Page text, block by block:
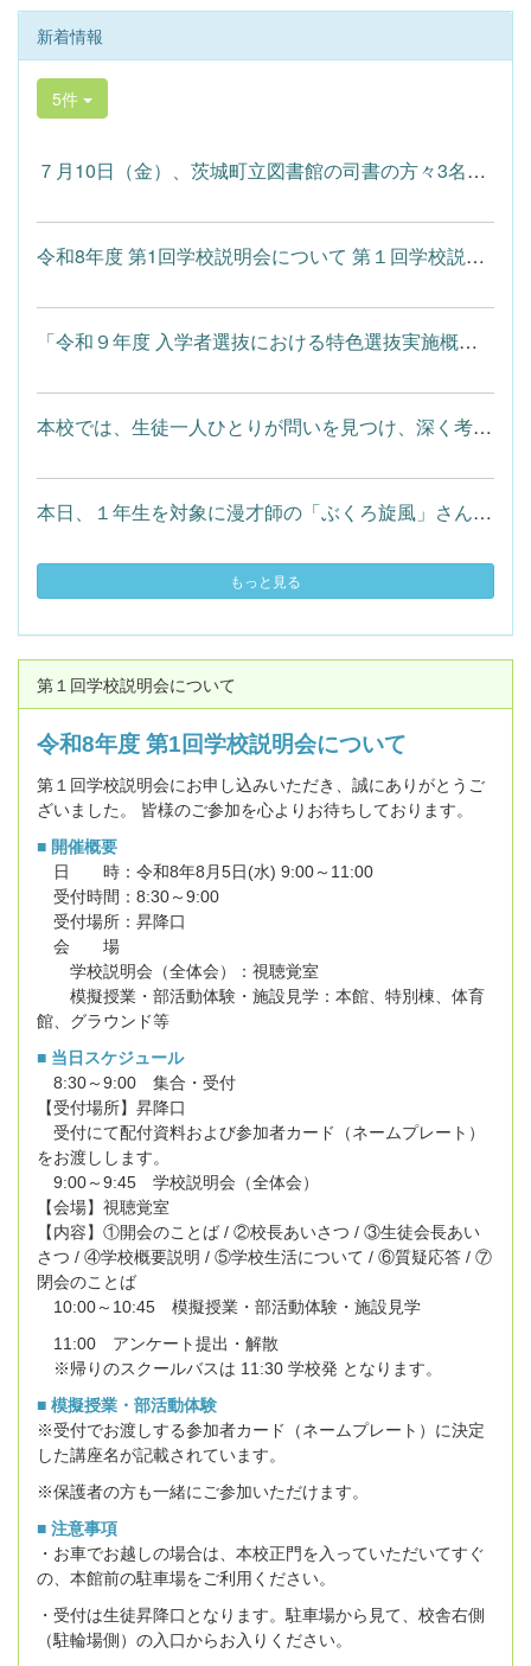
新着情報
5件
７月10日（金）、茨城町立図書館の司書の方々3名をお迎えし、絵本...
令和8年度 第1回学校説明会について 第１回学校説明会にお申し込...
「令和９年度 入学者選抜における特色選抜実施概要（予定）」につ...
本校では、生徒一人ひとりが問いを見つけ、深く考える「探究学習...
本日、１年生を対象に漫才師の「ぶくろ旋風」さんをお招きした進...
もっと見る
第１回学校説明会について
令和8年度 第1回学校説明会について
第１回学校説明会にお申し込みいただき、誠にありがとうご
ざいました。 皆様のご参加を心よりお待ちしております。
■ 開催概要
日 時：令和8年8月5日(水) 9:00～11:00
受付時間：8:30～9:00
受付場所：昇降口
会 場
学校説明会（全体会）：視聴覚室
模擬授業・部活動体験・施設見学：本館、特別棟、体育
館、グラウンド等
■ 当日スケジュール
8:30～9:00 集合・受付
【受付場所】昇降口
受付にて配付資料および参加者カード（ネームプレート）
をお渡しします。
9:00～9:45 学校説明会（全体会）
【会場】視聴覚室
【内容】①開会のことば / ②校長あいさつ / ③生徒会長あい
さつ / ④学校概要説明 / ⑤学校生活について / ⑥質疑応答 / ⑦
閉会のことば
10:00～10:45 模擬授業・部活動体験・施設見学
11:00 アンケート提出・解散
※帰りのスクールバスは 11:30 学校発 となります。
■ 模擬授業・部活動体験
※受付でお渡しする参加者カード（ネームプレート）に決定
した講座名が記載されています。
※保護者の方も一緒にご参加いただけます。
■ 注意事項
・お車でお越しの場合は、本校正門を入っていただいてすぐ
の、本館前の駐車場をご利用ください。
・受付は生徒昇降口となります。駐車場から見て、校舎右側
（駐輪場側）の入口からお入りください。